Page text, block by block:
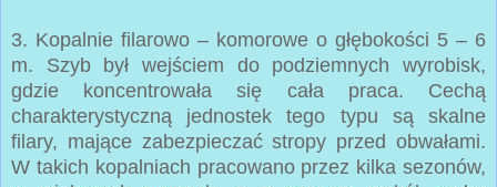
3. Kopalnie filarowo – komorowe o głębokości 5 – 6
m. Szyb był wejściem do podziemnych wyrobisk,
gdzie koncentrowała się cała praca. Cechą
charakterystyczną jednostek tego typu są skalne
filary, mające zabezpieczać stropy przed obwałami.
W takich kopalniach pracowano przez kilka sezonów,